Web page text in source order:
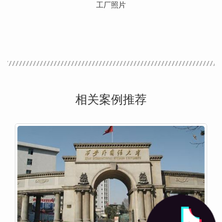
工厂照片
相关案例推荐